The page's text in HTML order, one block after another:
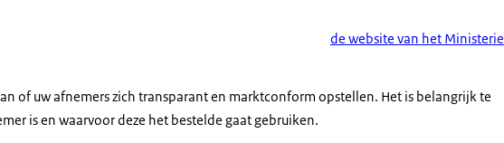
de website van het Ministerie
of uw afnemers zich transparant en marktconform opstellen. Het is belangrijk te
is en waarvoor deze het bestelde gaat gebruiken.